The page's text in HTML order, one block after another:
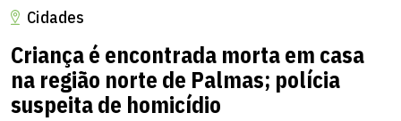
Cidades
Criança é encontrada morta em casa
na região norte de Palmas; polícia
suspeita de homicídio